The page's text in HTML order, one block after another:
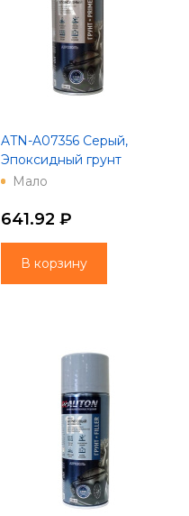
ATN-A07356 Серый,
Эпоксидный грунт
"AUTON", аэрозоль, 520
Мало
641.92 ₽
В корзину